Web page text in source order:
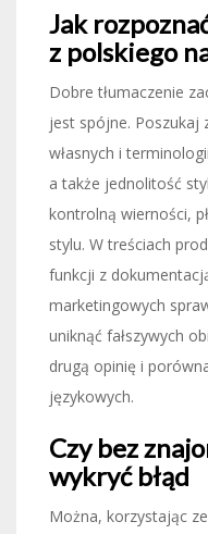
Jak
z polskiego
Dobre tłumaczenie
jest spójne. Poszukaj
własnych i
a także jednolitość
kontrolną wierności,
stylu. W treściach
funkcji z
marketingowych
uniknąć fałszywych
drugą opinię i
językowych.
Czy bez
wykryć błąd
Można, korzystając